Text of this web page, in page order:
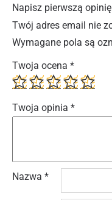
Napisz pierwszą opinię
Twój adres email nie
Wymagane pola są
Twoja ocena *
Twoja opinia *
Nazwa *